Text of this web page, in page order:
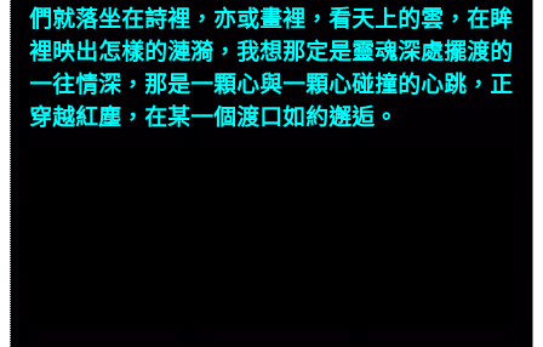
們就落坐在詩裡，亦或畫裡，看天上的雲，在眸
裡映出怎樣的漣漪，我想那定是靈魂深處擺渡的
一往情深，那是一顆心與一顆心碰撞的心跳，正
穿越紅塵，在某一個渡口如約邂逅。